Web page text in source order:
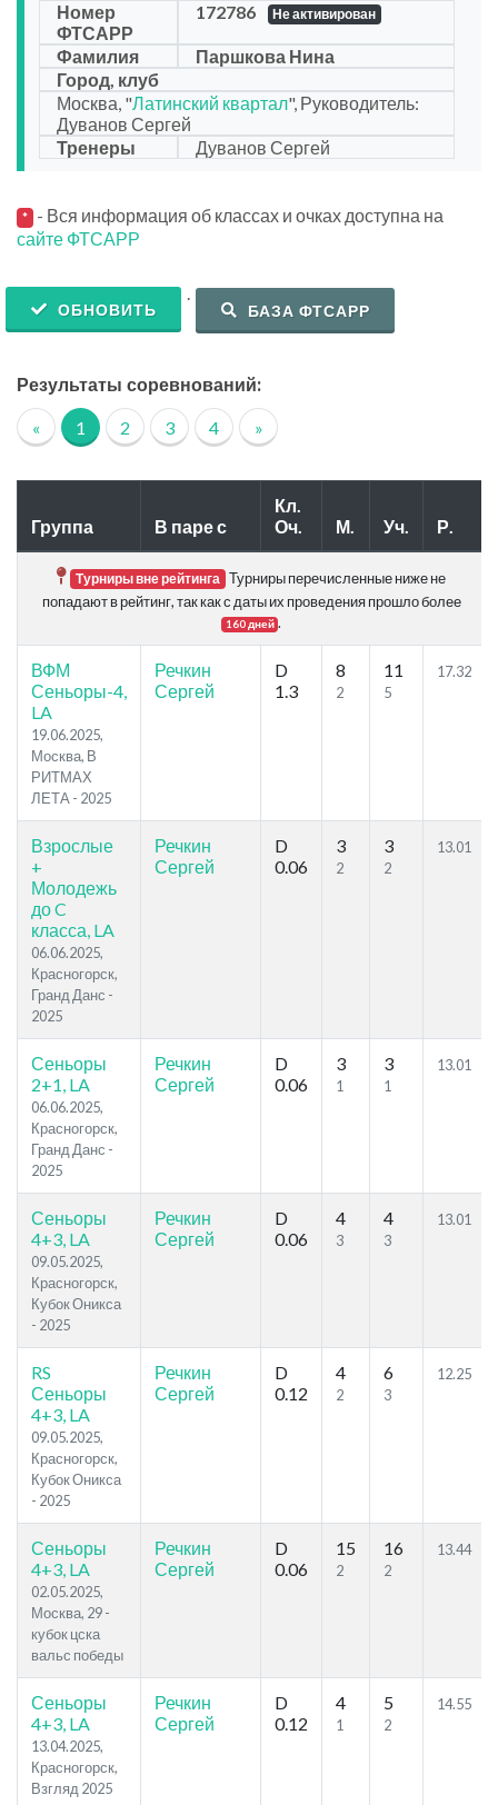
Номер
ФТСАРР
172786 Не активирован
Фамилия
Паршкова Нина
Город, клуб
Москва, "Латинский квартал", Руководитель:
Дуванов Сергей
Тренеры
Дуванов Сергей
* - Вся информация об классах и очках доступна на
сайте ФТСАРР
ОБНОВИТЬ
.
БАЗА ФТСАРР
Результаты соревнований:
« 1 2 3 4 »
Группа В паре с
Кл.
Оч.
М. Уч. Р.
Турниры вне рейтинга Турниры перечисленные ниже не
попадают в рейтинг, так как с даты их проведения прошло более
160 дней .
ВФМ
Сеньоры-4,
LA
19.06.2025,
Москва, В
РИТМАХ
ЛЕТА - 2025
Речкин
Сергей
D
1.3
8
2
11
5
17.32
Взрослые
+
Молодежь
до C
класса, LA
06.06.2025,
Красногорск,
Гранд Данс -
2025
Речкин
Сергей
D
0.06
3
2
3
2
13.01
Сеньоры
2+1, LA
06.06.2025,
Красногорск,
Гранд Данс -
2025
Речкин
Сергей
D
0.06
3
1
3
1
13.01
Сеньоры
4+3, LA
09.05.2025,
Красногорск,
Кубок Оникса
- 2025
Речкин
Сергей
D
0.06
4
3
4
3
13.01
RS
Сеньоры
4+3, LA
09.05.2025,
Красногорск,
Кубок Оникса
- 2025
Речкин
Сергей
D
0.12
4
2
6
3
12.25
Сеньоры
4+3, LA
02.05.2025,
Москва, 29 -
кубок цска
вальс победы
Речкин
Сергей
D
0.06
15
2
16
2
13.44
Сеньоры
4+3, LA
13.04.2025,
Красногорск,
Взгляд 2025
Речкин
Сергей
D
0.12
4
1
5
2
14.55